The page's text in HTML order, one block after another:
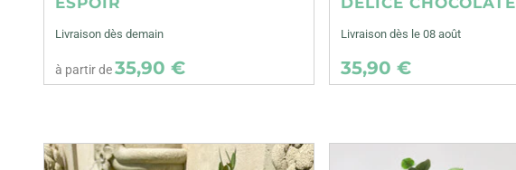
Livraison dès demain
à partir de35,90 €
Livraison dès le 08 août
35,90 €